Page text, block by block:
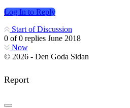
Log In to Reply
Start of Discussion
0 of0 replies June 2018
Now
© 2026 - Den Goda Sidan
Report